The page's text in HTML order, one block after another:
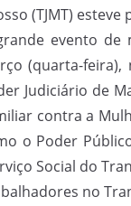
(TJMT)
evento de
(quarta-feira),
Judiciário de
contra a
o Poder
Social do
no